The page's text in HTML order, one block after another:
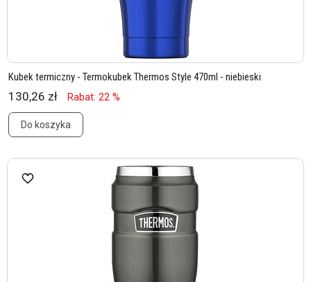
Kubek termiczny - Termokubek Thermos Style 470ml - niebieski
130,26 zł Rabat: 22 %
Do koszyka